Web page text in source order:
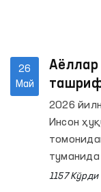
26
Май
Аёллар
2026
Инсон
этиш
1157 Кўрди